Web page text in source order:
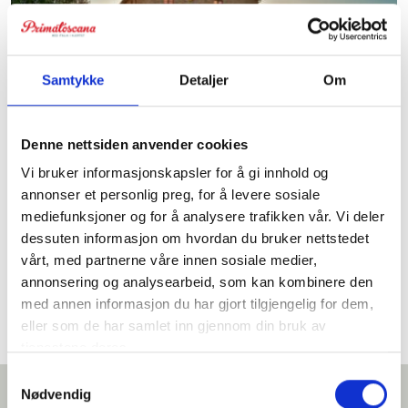
Samtykke Detaljer Om
Denne nettsiden anvender cookies
Vi bruker informasjonskapsler for å gi innhold og
annonser et personlig preg, for å levere sosiale
mediefunksjoner og for å analysere trafikken vår. Vi deler
dessuten informasjon om hvordan du bruker nettstedet
vårt, med partnerne våre innen sosiale medier,
annonsering og analysearbeid, som kan kombinere den
med annen informasjon du har gjort tilgjengelig for dem,
eller som de har samlet inn gjennom din bruk av
Nødvendig
Villa Lapolla
Praktfull villa i Toscana med høy standard for 12+1
personer. 30 min til kysten. Bassenget kan varmes opp.